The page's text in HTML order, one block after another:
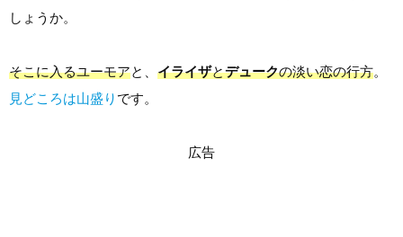
しょうか。
そこに入るユーモアと、 イライザとデュークの淡い恋の行方。
見どころは山盛り です。
広告